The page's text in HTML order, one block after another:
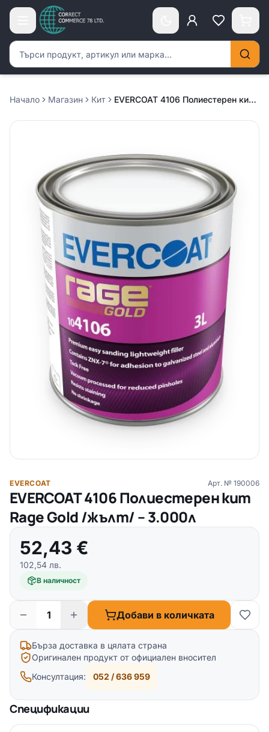
Търсене на продукти
Начало Магазин Кит EVERCOAT 4106 Полиестерен кит Rage Gold /жълт/ – 3.000л
EVERCOAT Арт. № 190006
EVERCOAT 4106 Полиестерен кит
Rage Gold /жълт/ – 3.000л
52,43 €
102,54 лв.
В наличност
Добави в количката
Бърза доставка в цялата страна
Оригинален продукт от официален вносител
Консултация:
052 / 636 959
Спецификации